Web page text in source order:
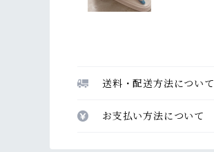
送料・配送方法について
お支払い方法について